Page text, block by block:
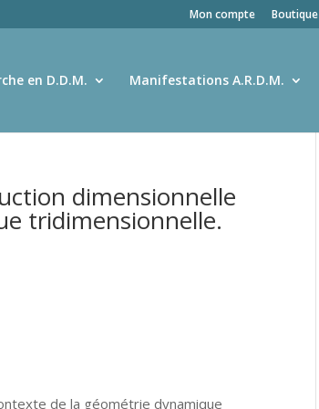
Mon compte Boutique
en D.D.M. Manifestations A.R.D.M.
dimensionnelle
tridimensionnelle.
de la géométrie dynamique